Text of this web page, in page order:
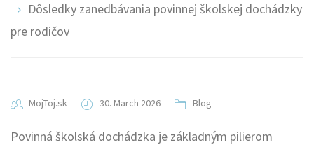
Dôsledky zanedbávania povinnej školskej dochádzky
pre rodičov
MojToj.sk 30. March 2026 Blog
Povinná školská dochádzka je základným pilierom